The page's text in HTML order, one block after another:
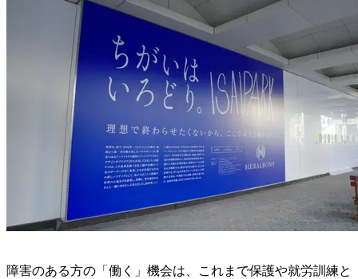
障害のある方の「働く」機会は、これまで保護や就労訓練と